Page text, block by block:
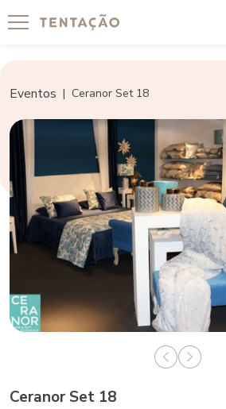
Eventos | Ceranor Set 18
Ceranor Set 18